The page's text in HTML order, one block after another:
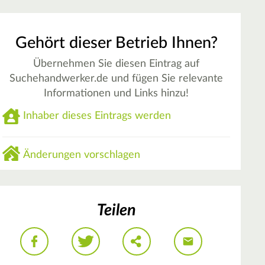
Gehört dieser Betrieb Ihnen?
Übernehmen Sie diesen Eintrag auf
Suchehandwerker.de und fügen Sie relevante
Informationen und Links hinzu!
Inhaber dieses Eintrags werden
Änderungen vorschlagen
Teilen